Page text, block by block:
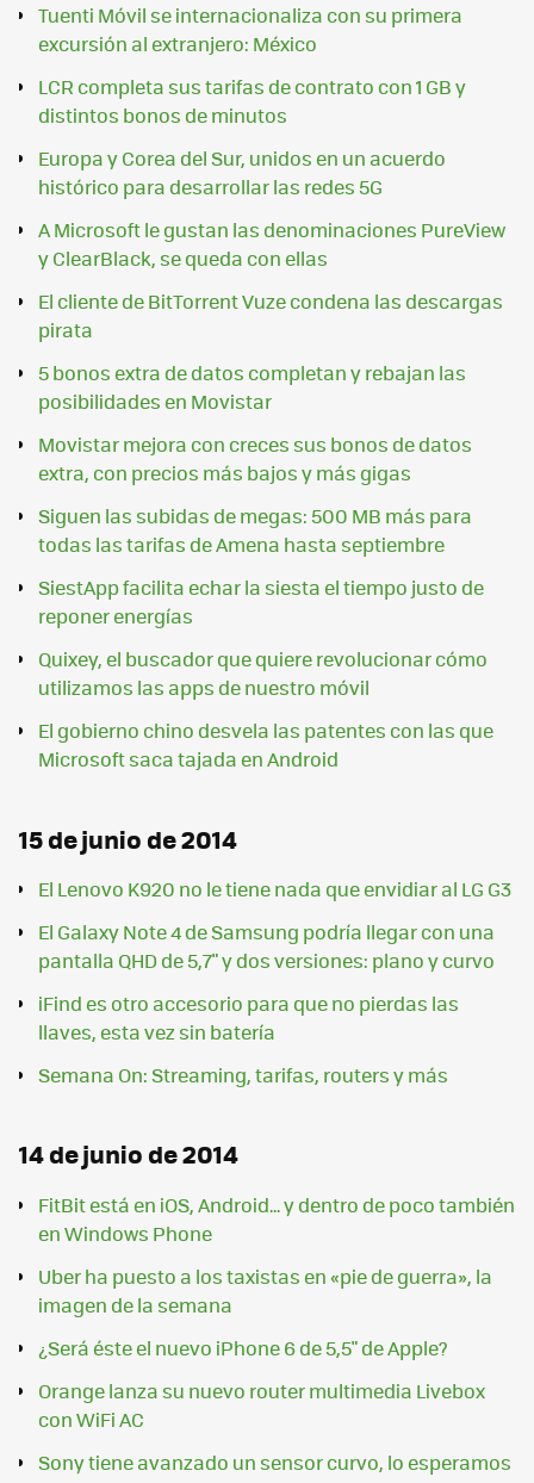
Tuenti Móvil se internacionaliza con su primera
excursión al extranjero: México
LCR completa sus tarifas de contrato con 1 GB y
distintos bonos de minutos
Europa y Corea del Sur, unidos en un acuerdo
histórico para desarrollar las redes 5G
A Microsoft le gustan las denominaciones PureView
y ClearBlack, se queda con ellas
El cliente de BitTorrent Vuze condena las descargas
pirata
5 bonos extra de datos completan y rebajan las
posibilidades en Movistar
Movistar mejora con creces sus bonos de datos
extra, con precios más bajos y más gigas
Siguen las subidas de megas: 500 MB más para
todas las tarifas de Amena hasta septiembre
SiestApp facilita echar la siesta el tiempo justo de
reponer energías
Quixey, el buscador que quiere revolucionar cómo
utilizamos las apps de nuestro móvil
El gobierno chino desvela las patentes con las que
Microsoft saca tajada en Android
15 de junio de 2014
El Lenovo K920 no le tiene nada que envidiar al LG G3
El Galaxy Note 4 de Samsung podría llegar con una
pantalla QHD de 5,7" y dos versiones: plano y curvo
iFind es otro accesorio para que no pierdas las
llaves, esta vez sin batería
Semana On: Streaming, tarifas, routers y más
14 de junio de 2014
FitBit está en iOS, Android... y dentro de poco también
en Windows Phone
Uber ha puesto a los taxistas en «pie de guerra», la
imagen de la semana
¿Será éste el nuevo iPhone 6 de 5,5" de Apple?
Orange lanza su nuevo router multimedia Livebox
con WiFi AC
Sony tiene avanzado un sensor curvo, lo esperamos